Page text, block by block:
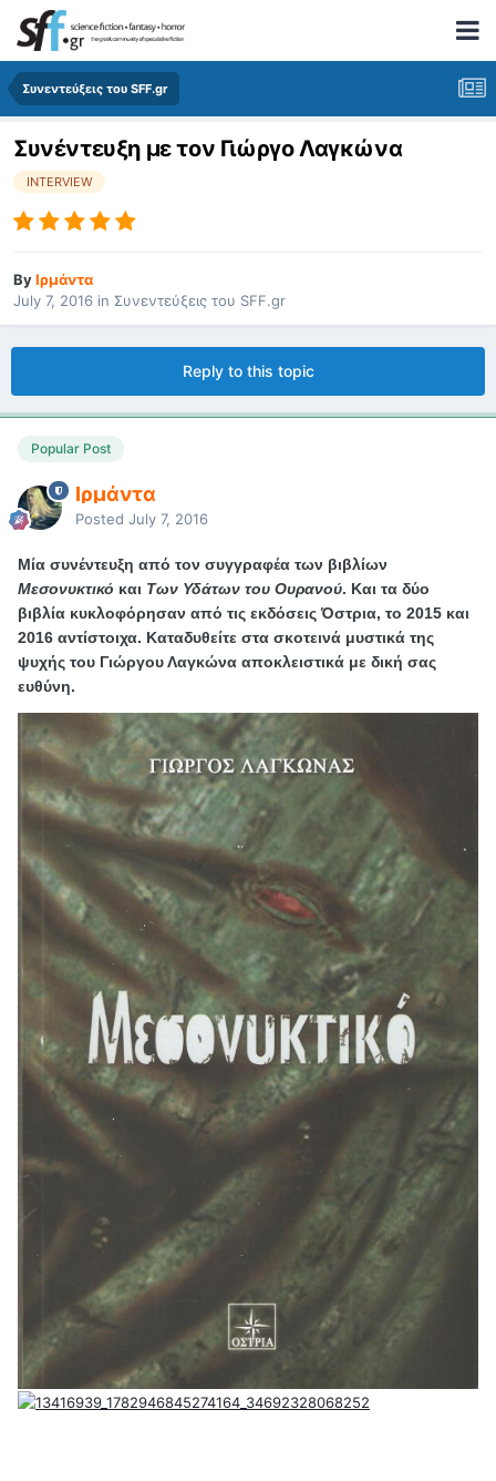
Συνεντεύξεις του SFF.gr
Συνέντευξη με τον Γιώργο Λαγκώνα
INTERVIEW
ByΙρμάντα
July 7, 2016 in Συνεντεύξεις του SFF.gr
Reply to this topic
Popular Post
Ιρμάντα
Posted July 7, 2016
Μία συνέντευξη από τον συγγραφέα των βιβλίων
Μεσονυκτικό και Των Υδάτων του Ουρανού. Και τα δύο
βιβλία κυκλοφόρησαν από τις εκδόσεις Όστρια, το 2015 και
2016 αντίστοιχα. Καταδυθείτε στα σκοτεινά μυστικά της
ψυχής του Γιώργου Λαγκώνα αποκλειστικά με δική σας
ευθύνη.